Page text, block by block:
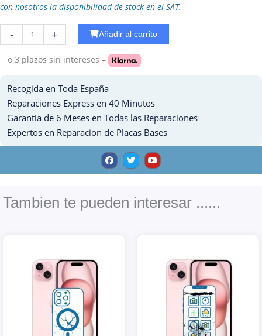
con nosotros la disponibilidad de stock en el SAT.
-
Placa
Base
iPhone
cantidad
+ Añadir al carrito
o 3 plazos sin intereses –
Recogida en Toda España
Reparaciones Express en 40 Minutos
Garantia de 6 Meses en Todas las Reparaciones
Expertos en Reparacion de Placas Bases
F
a
c
e
o
k
T
w
i
t
Y
o
u
t
e
Tambien te pueden interesar ......